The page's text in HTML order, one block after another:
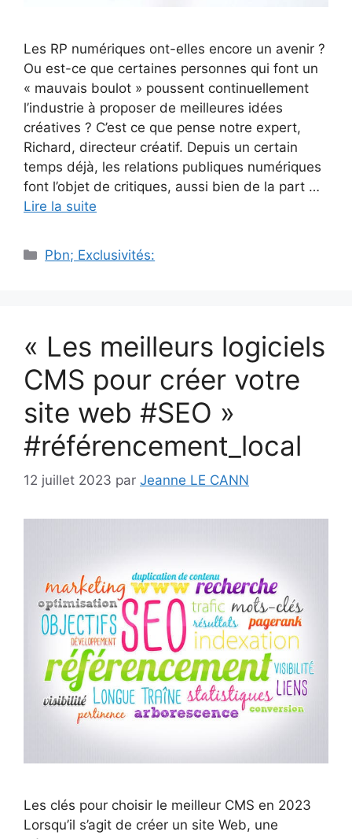
Les RP numériques ont-elles encore un avenir ?
Ou est-ce que certaines personnes qui font un
« mauvais boulot » poussent continuellement
l’industrie à proposer de meilleures idées
créatives ? C’est ce que pense notre expert,
Richard, directeur créatif. Depuis un certain
temps déjà, les relations publiques numériques
font l’objet de critiques, aussi bien de la part …
Lire la suite
Catégories
Pbn; Exclusivités:
« Les meilleurs logiciels
CMS pour créer votre
site web #SEO »
#référencement_local
12 juillet 2023 par Jeanne LE CANN
Les clés pour choisir le meilleur CMS en 2023
Lorsqu’il s’agit de créer un site Web, une